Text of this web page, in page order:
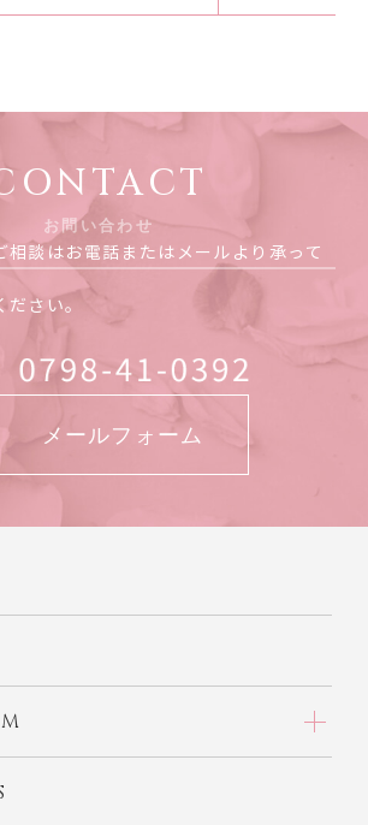
お問い合わせ
相談はお電話またはメールより承って
さい。
メールフォーム